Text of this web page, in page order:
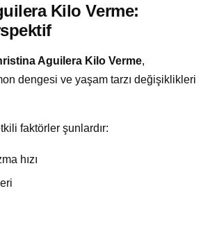
Kilo Verme:
Aguilera Kilo Verme,
dengesi ve yaşam tarzı değişiklikleri
faktörler şunlardır:
hızı